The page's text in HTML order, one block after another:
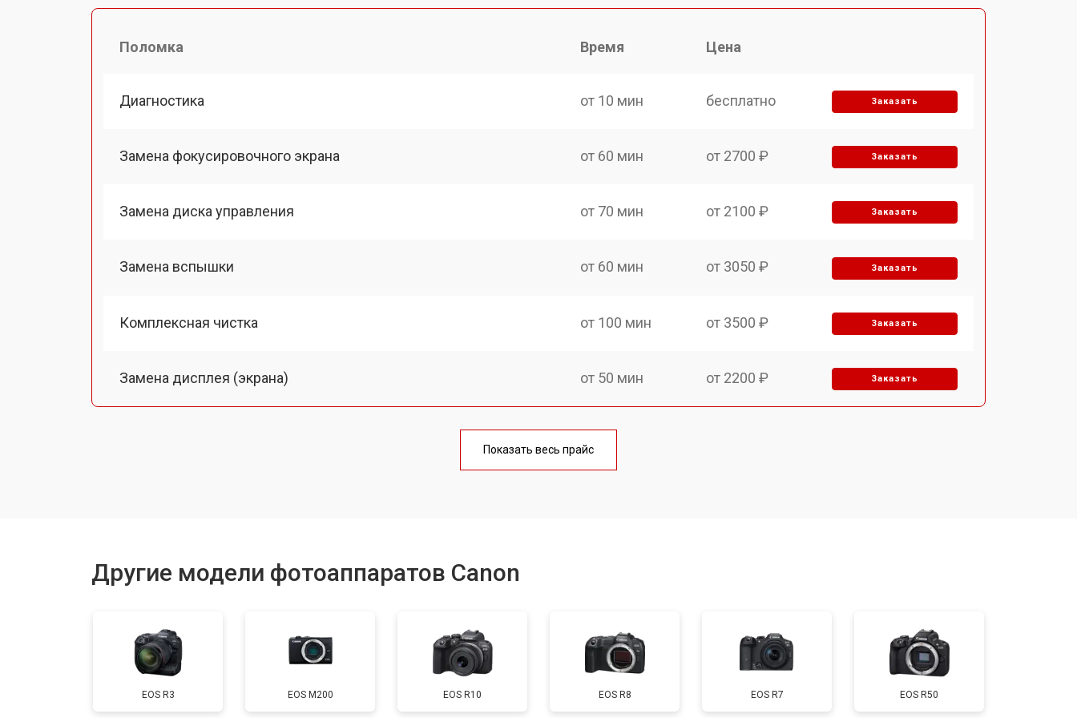
Поломка Время Цена
Диагностика от 10 мин бесплатно Заказать
Замена фокусировочного экрана от 60 мин от 2700 ₽ Заказать
Замена диска управления от 70 мин от 2100 ₽ Заказать
Замена вспышки от 60 мин от 3050 ₽ Заказать
Комплексная чистка от 100 мин от 3500 ₽ Заказать
Замена дисплея (экрана) от 50 мин от 2200 ₽ Заказать
от 80 мин
Замена затвора от 80 мин от 2300 ₽ Заказать
Замена CCD/CMOS матрицы от 70 мин от 4300 ₽ Заказать
Показать весь прайс
Другие модели фотоаппаратов Canon
EOS R3 EOS M200 EOS R10 EOS R8 EOS R7 EOS R50